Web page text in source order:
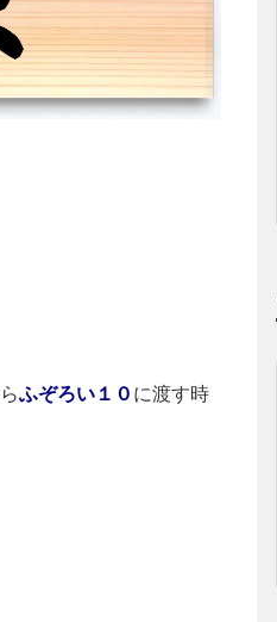
ふぞろい１０ に渡す時